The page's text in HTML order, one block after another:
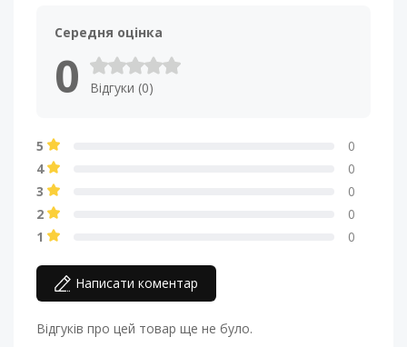
Середня оцінка
0 Відгуки (0)
5
0
4
0
3
0
2
0
1
0
Написати коментар
Відгуків про цей товар ще не було.